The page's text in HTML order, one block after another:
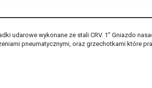
udarowe wykonane ze stali CRV. 1’’ Gniazdo
pneumatycznymi, oraz grzechotkami które